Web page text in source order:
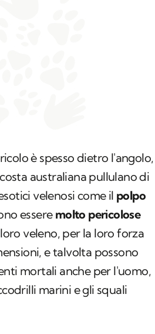
è spesso dietro l'angolo,
australiana pullulano di
velenosi come il polpo
essere molto pericolose
veleno, per la loro forza
e talvolta possono
mortali anche per l'uomo,
marini e gli squali